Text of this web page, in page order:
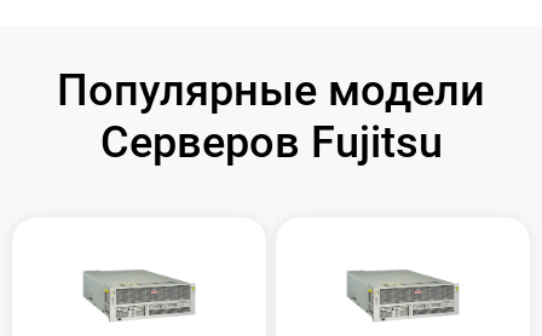
Популярные модели
Серверов Fujitsu